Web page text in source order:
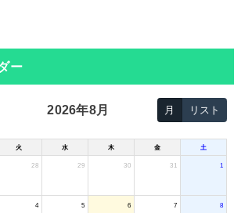
ー
2026年8月 月 リスト
火 水 木 金 土
28 29 30 31 1
4 5 6 7 8